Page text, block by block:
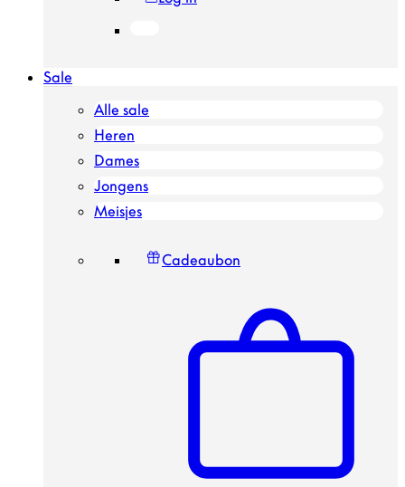
Sale
Alle sale
Heren
Dames
Jongens
Meisjes
Cadeaubon